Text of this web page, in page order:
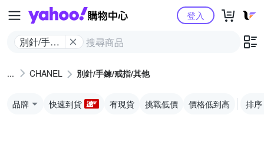
Yahoo購物中心
別針/手鍊/
登入
CHANEL 別針/手鍊/戒指/其他
品牌 快速到貨 有現貨 挑戰低價 價格低到高 排序